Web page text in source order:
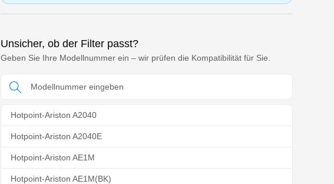
Unsicher, ob der Filter passt?
Geben Sie Ihre Modellnummer ein – wir prüfen die Kompatibilität für Sie.
Hotpoint-Ariston A2040
Hotpoint-Ariston A2040E
Hotpoint-Ariston AE1M
Hotpoint-Ariston AE1M(BK)